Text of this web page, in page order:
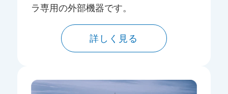
ラ専用の外部機器です。
詳しく見る